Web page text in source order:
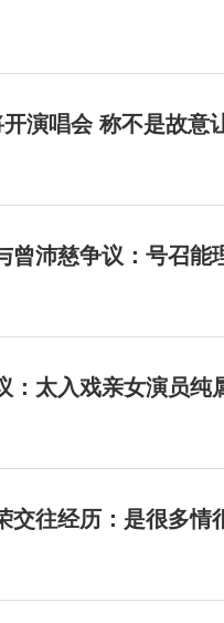
演唱会 称不是故意
曾沛慈争议：号召能
：太入戏亲女演员纯
交往经历：是很多情